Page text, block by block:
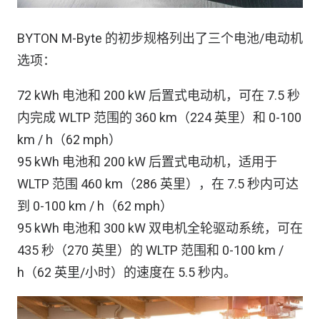
BYTON M-Byte 的初步规格列出了三个电池/电动机
选项：
72 kWh 电池和 200 kW 后置式电动机，可在 7.5 秒
内完成 WLTP 范围的 360 km（224 英里）和 0-100
km / h（62 mph）
95 kWh 电池和 200 kW 后置式电动机，适用于
WLTP 范围 460 km（286 英里），在 7.5 秒内可达
到 0-100 km / h（62 mph）
95 kWh 电池和 300 kW 双电机全轮驱动系统，可在
435 秒（270 英里）的 WLTP 范围和 0-100 km /
h（62 英里/小时）的速度在 5.5 秒内。